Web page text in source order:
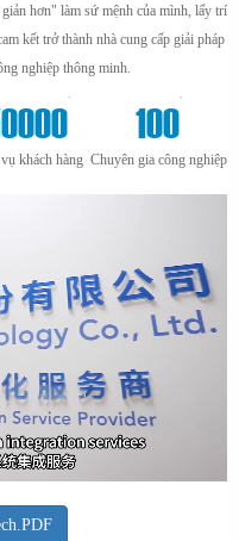
hơn" làm sứ mệnh của mình, lấy trí
kết trở thành nhà cung cấp giải pháp
nghiệp thông minh.
+
khách hàng
100
+
Chuyên gia công nghiệp